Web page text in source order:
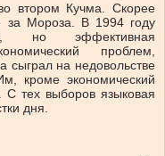
втором Кучма. Скорее
за Мороза. В 1994 году
но эффективная
проблем,
сыграл на недовольстве
кроме экономический
тех выборов языковая
дня.